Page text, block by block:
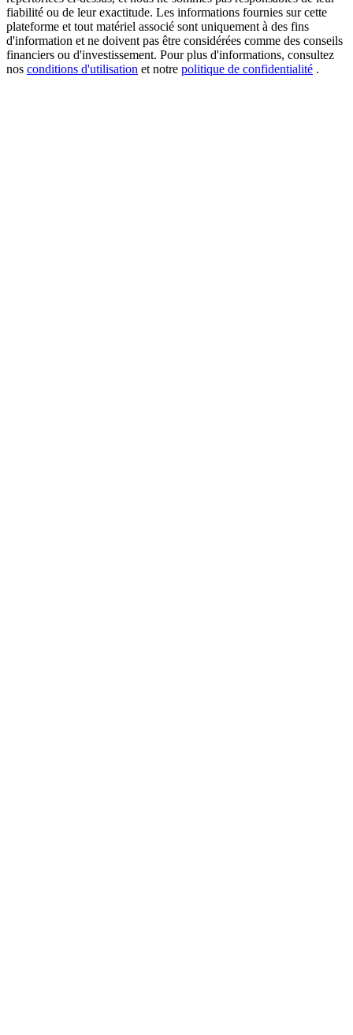
Share 500000 CASHCAT prize pool
Exclusive for BitMart Users
fiabilité ou de leur exactitude. Les informations fournies sur cette
plateforme et tout matériel associé sont uniquement à des fins
d'information et ne doivent pas être considérées comme des conseils
financiers ou d'investissement. Pour plus d'informations, consultez
nos conditions d'utilisation et notre politique de confidentialité .